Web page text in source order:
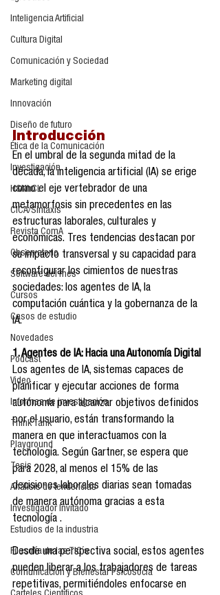
Inteligencia Artificial
Cultura Digital
Comunicación y Sociedad
Marketing digital
Innovación
Diseño de futuro
Ética de la Comunicación
Investigación
H&NhCL
CICA/Sintaxis
Revista ComA
Observatorio
Software del mes
Cursos
Casos de estudio
Novedades
Podcast
Video
Informes de investigación
Think Tank
Playground
Tesis
Análisis de tendencias
Investigador Invitado
Estudios de la industria
Filosofía de las TIC´s
Comunicación y Bienestar Psicosocia
Introducción
En el umbral de la segunda mitad de la
década, la inteligencia artificial (IA) se erige
como el eje vertebrador de una
metamorfosis sin precedentes en las
estructuras laborales, culturales y
económicas. Tres tendencias destacan por
su impacto transversal y su capacidad para
reconfigurar los cimientos de nuestras
sociedades: los agentes de IA, la
computación cuántica y la gobernanza de la
IA.
1. Agentes de IA: Hacia una Autonomía Digital
Los agentes de IA, sistemas capaces de
planificar y ejecutar acciones de forma
autónoma para alcanzar objetivos definidos
por el usuario, están transformando la
manera en que interactuamos con la
tecnología. Según Gartner, se espera que
para 2028, al menos el 15% de las
decisiones laborales diarias sean tomadas
de manera autónoma gracias a esta
tecnología .
Desde una perspectiva social, estos agentes
pueden liberar a los trabajadores de tareas
repetitivas, permitiéndoles enfocarse en